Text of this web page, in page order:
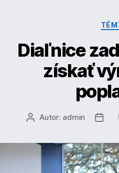
Diaľnice
získať
AutorAutor: admin